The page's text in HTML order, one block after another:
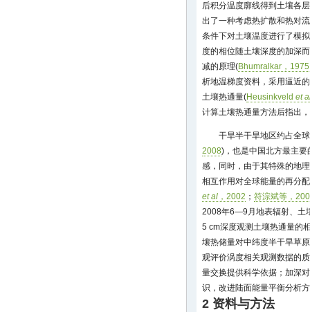
后积分温度廓线得到土壤各
出了一种考虑热扩散和热对
条件下对土壤温度进行了模
度的相位随土壤深度的加深
减的原理(Bhumralkar，1975
析地温梯度资料，采用逼近
土壤热通量(Heusinkveld et
计算土壤热通量方法后指出
干旱半干旱地区约占全
2008)，也是中国北方最主
感，同时，由于其特殊的地
相互作用对全球能量的再分
et al ，2002 ； 符淙斌等，
2008年6—9月地表辐射、土
5 cm深度观测土壤热通量的
壤热储量对中纬度半干旱草
观评价涡度相关观测数据的
量交换提供科学依据；加深
识，改进陆面能量平衡分析
2 资料与方法